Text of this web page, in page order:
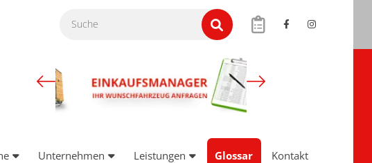
Unternehmen Leistungen Glossar Kontakt